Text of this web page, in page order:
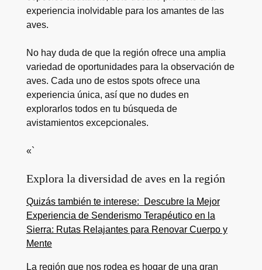
experiencia inolvidable para los amantes de las
aves.
No hay duda de que la región ofrece una amplia
variedad de oportunidades para la observación de
aves. Cada uno de estos spots ofrece una
experiencia única, así que no dudes en
explorarlos todos en tu búsqueda de
avistamientos excepcionales.
«`
Explora la diversidad de aves en la región
Quizás también te interese:
Descubre la Mejor
Experiencia de Senderismo Terapéutico en la
Sierra: Rutas Relajantes para Renovar Cuerpo y
Mente
La región que nos rodea es hogar de una gran